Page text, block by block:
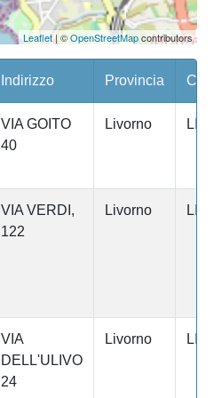
Leaflet| ©OpenStreetMapcontributors
Indirizzo Provincia
VIA GOITO
40
Livorno
VIA VERDI,
122
Livorno
VIA
DELL'ULIVO
24
Livorno